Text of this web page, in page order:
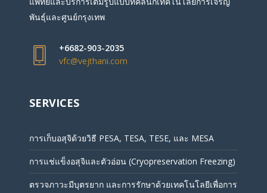
พันธุ์และศูนย์กรุงเทพ
+6682-903-2035
vfc@vejthani.com
SERVICES
การเก็บอสุจิด้วยวิธี PESA, TESA, TESE, และ MESA
การแช่แข็งอสุจิและตัวอ่อน (Cryopreservation Freezing)
ตรวจภาวะมีบุตรยาก และการรักษาด้วยเทคโนโลยีเพื่อการ